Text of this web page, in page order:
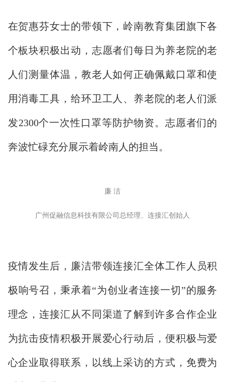
在贺惠芬女士的带领下，岭南教育集团旗下各
个板块积极出动，志愿者们每日为养老院的老
人们测量体温，教老人如何正确佩戴口罩和使
用消毒工具，给环卫工人、养老院的老人们派
发2300个一次性口罩等防护物资。志愿者们的
奔波忙碌充分展示着岭南人的担当。
廉 洁
广州促融信息科技有限公司总经理、连接汇创始人
疫情发生后，廉洁带领连接汇全体工作人员积
极响号召，秉承着“为创业者连接一切”的服务
理念，连接汇从不同渠道了解到许多合作企业
为抗击疫情积极开展爱心行动后，便积极与爱
心企业取得联系，以线上采访的方式，免费为